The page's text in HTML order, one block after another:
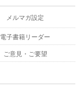
メルマガ設定
電子書籍リーダー
ご意見・ご要望